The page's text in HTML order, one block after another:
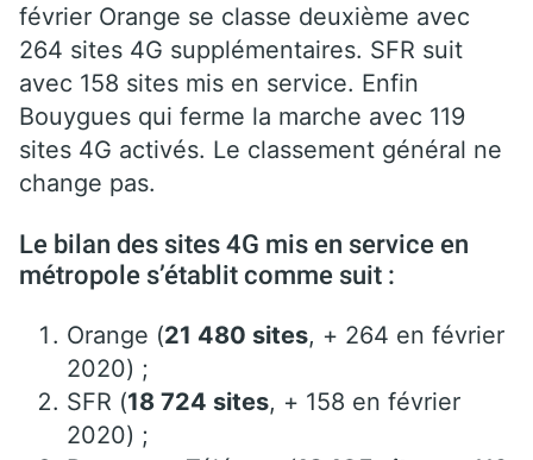
février Orange se classe deuxième avec
264 sites 4G supplémentaires. SFR suit
avec 158 sites mis en service. Enfin
Bouygues qui ferme la marche avec 119
sites 4G activés. Le classement général ne
change pas.
Le bilan des sites 4G mis en service en
métropole s’établit comme suit :
Orange (21 480 sites, + 264 en février
2020) ;
SFR (18 724 sites, + 158 en février
2020) ;